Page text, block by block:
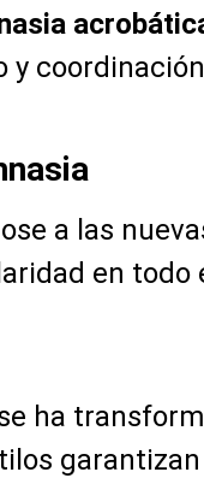
y
a las
en todo
ha